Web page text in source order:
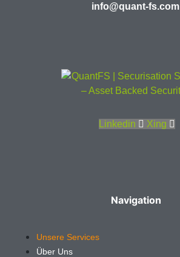
info@quant-fs.com
Linkedin Xing
Navigation
Unsere Services
Über Uns